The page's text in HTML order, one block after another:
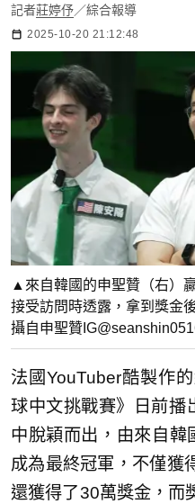
記者莊婷伃／綜合報導
2025-10-20 21:12:48
▲來自韓國的申聖贊（右）
接受訪問時透露，拿到獎金
攝自申聖贊
法國YouTuber酷製作
球中文挑戰賽》日前播
中脫穎而出，由來自韓
成為最終冠軍，不僅獲
還獲得了30萬獎金，而